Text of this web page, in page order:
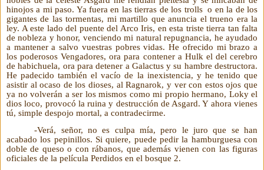
hinojos a mi paso. Ya fuera en las tierras de los trolls o en la de los
gigantes de las tormentas, mi martillo que anuncia el trueno era la
ley. A este lado del puente del Arco Iris, en esta triste tierra tan falta
de nobleza y honor, venciendo mi natural repugnancia, he ayudado
a mantener a salvo vuestras pobres vidas. He ofrecido mi brazo a
los poderosos Vengadores, ora para contener a Hulk el del cerebro
de habichuela, ora para detener a Galactus y su hambre destructora.
He padecido también el vacío de la inexistencia, y he tenido que
asistir al ocaso de los dioses, al Ragnarok, y ver con estos ojos que
ya no volverán a ser los mismos como mi propio hermano, Loky el
dios loco, provocó la ruina y destrucción de Asgard. Y ahora vienes
tú, simple despojo mortal, a contradecirme.
-Verá, señor, no es culpa mía, pero le juro que se han
acabado los pepinillos. Si quiere, puede pedir la hamburguesa con
doble de queso o con rábanos, que además vienen con las figuras
oficiales de la película Perdidos en el bosque 2.